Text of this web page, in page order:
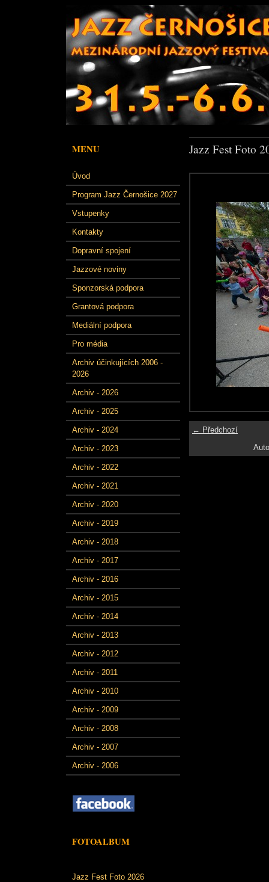
MENU
Úvod
Program Jazz Černošice 2027
Vstupenky
Kontakty
Dopravní spojení
Jazzové noviny
Sponzorská podpora
Grantová podpora
Mediální podpora
Pro média
Archiv účinkujících 2006 -
2026
Archiv - 2026
Archiv - 2025
Archiv - 2024
Archiv - 2023
Archiv - 2022
Archiv - 2021
Archiv - 2020
Archiv - 2019
Archiv - 2018
Archiv - 2017
Archiv - 2016
Archiv - 2015
Archiv - 2014
Archiv - 2013
Archiv - 2012
Archiv - 2011
Archiv - 2010
Archiv - 2009
Archiv - 2008
Archiv - 2007
Archiv - 2006
FOTOALBUM
Jazz Fest Foto 2026
Jazz Fest Foto
← Předchozí